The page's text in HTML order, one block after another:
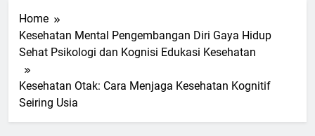
Home
Kesehatan Mental Pengembangan Diri Gaya Hidup
Sehat Psikologi dan Kognisi Edukasi Kesehatan
Kesehatan Otak: Cara Menjaga Kesehatan Kognitif
Seiring Usia